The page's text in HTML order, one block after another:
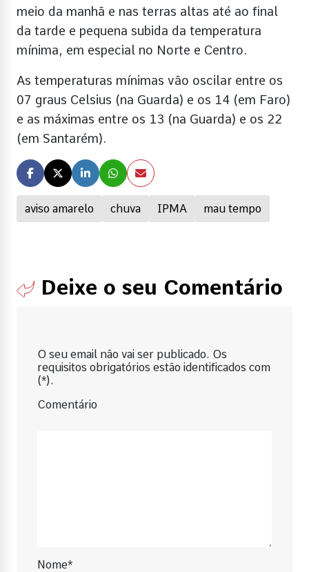
aviso amarelo chuva IPMA mau tempo
meio da manhã e nas terras altas até ao final
da tarde e pequena subida da temperatura
mínima, em especial no Norte e Centro.
As temperaturas mínimas vão oscilar entre os
07 graus Celsius (na Guarda) e os 14 (em Faro)
e as máximas entre os 13 (na Guarda) e os 22
(em Santarém).
Deixe o seu Comentário
O seu email não vai ser publicado. Os
requisitos obrigatórios estão identificados com
(*).
Comentário
Nome*